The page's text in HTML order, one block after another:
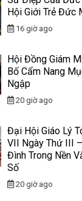
Hội Giới Trẻ Đức
16 giờ ago
Hội Đồng Giám
Bố Cẩm Nang
Ngập
20 giờ ago
Đại Hội Giáo Lý
VII Ngày Thứ III
Đình Trong Nền
Số
20 giờ ago